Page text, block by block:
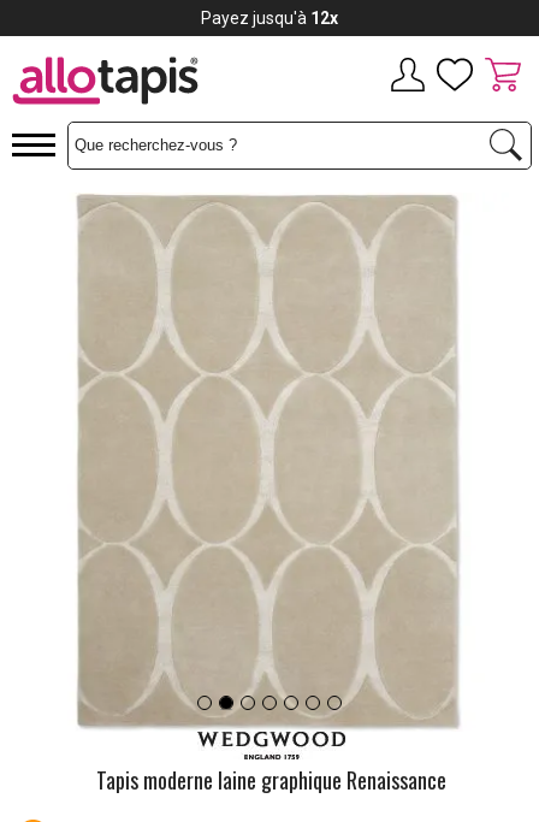
Tapis moderne laine graphique Renaissance
Payez jusqu'à 12x